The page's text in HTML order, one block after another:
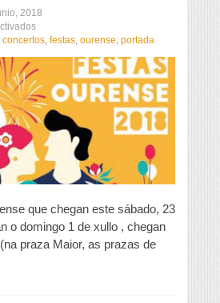
2018
en
As
de
Ourense
traen
39
concertos
nove
días
concertos, festas, ourense, portada
que chegan este sábado, 23
o domingo 1 de xullo , chegan
praza Maior, as prazas de